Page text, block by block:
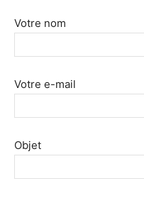
Votre nom
Votre e-mail
Objet